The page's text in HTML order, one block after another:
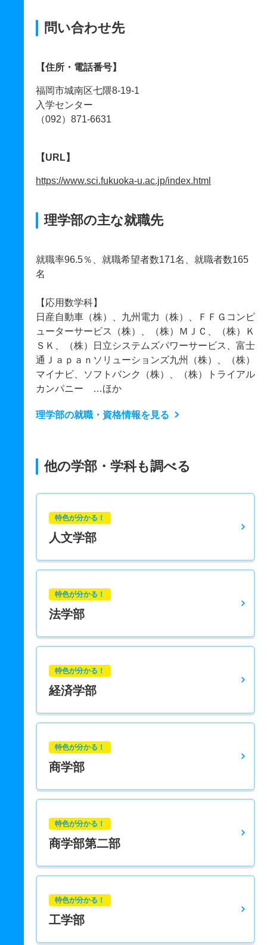
問い合わせ先
【住所・電話番号】
福岡市城南区七隈8-19-1
入学センター
（092）871-6631
【URL】
https://www.sci.fukuoka-u.ac.jp/index.html
理学部の主な就職先
就職率96.5％、就職希望者数171名、就職者数165
名
【応用数学科】
日産自動車（株）、九州電力（株）、ＦＦＧコンピ
ューターサービス（株）、（株）ＭＪＣ、（株）Ｋ
ＳＫ、（株）日立システムズパワーサービス、富士
通Ｊａｐａｎソリューションズ九州（株）、（株）
マイナビ、ソフトバンク（株）、（株）トライアル
カンパニー …ほか
理学部の就職・資格情報を見る
他の学部・学科も調べる
特色が分かる！
人文学部
特色が分かる！
法学部
特色が分かる！
経済学部
特色が分かる！
商学部
特色が分かる！
商学部第二部
特色が分かる！
工学部